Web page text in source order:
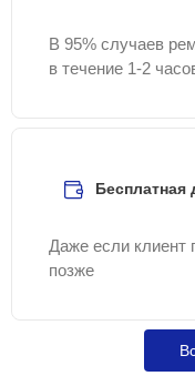
В 95% случаев
в течение 1-2
Бесплатная
Даже если клиент
позже